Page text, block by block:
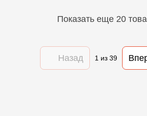
Показать еще 20
Назад 1 из 39